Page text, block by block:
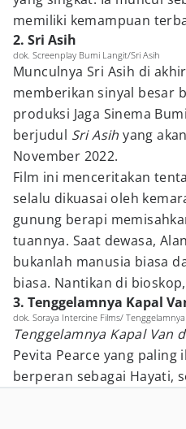
memiliki kemampuan
2. Sri Asih
dok. Screenplay Bumi Langit/Sri Asih
Munculnya Sri Asih di
memberikan sinyal besar
produksi Jaga Sinema
berjudul Sri Asih yang
November 2022.
Film ini menceritakan
selalu dikuasai oleh
gunung berapi
tuannya. Saat dewasa,
bukanlah manusia biasa
biasa. Nantikan di
3. Tenggelamnya Kapal
dok. Soraya Intercine Films/
Tenggelamnya Kapal Van
Pevita Pearce yang paling
berperan sebagai Hayati,